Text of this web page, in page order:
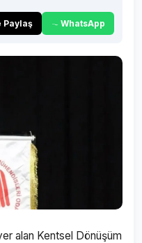
Paylaş WhatsApp
alan Kentsel Dönüşüm